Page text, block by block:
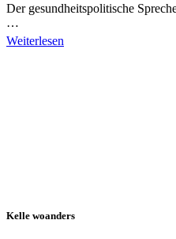
Der gesundheitspolitische
…
Weiterlesen
Kelle woanders